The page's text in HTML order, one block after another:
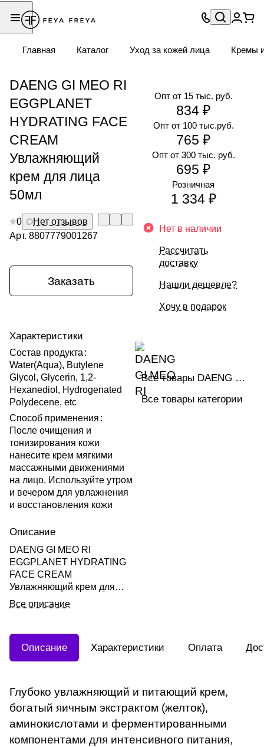
Главная Каталог Уход за кожей лица Кремы
DAENG GI MEO RI
EGGPLANET
HYDRATING FACE
CREAM
Увлажняющий
крем для лица
50мл
0
Нет отзывов
Арт. 8807779001267
Заказать
Характеристики
Состав продукта :
Water(Aqua), Butylene
Glycol, Glycerin, 1,2-
Hexanediol, Hydrogenated
Polydecene, etc
Способ применения :
После очищения и
тонизирования кожи
нанесите крем мягкими
массажными движениями
на лицо. Используйте утром
и вечером для увлажнения
и восстановления кожи
Описание
DAENG GI MEO RI
EGGPLANET HYDRATING
FACE CREAM
Увлажняющий крем для
лица 50мл
Все описание
Опт от 300 тыс. руб.
695 ₽
Опт от 15 тыс. руб.
834 ₽
Опт от 100 тыс.руб.
765 ₽
Розничная
1 334 ₽
Нет в наличии
Рассчитать
доставку
Нашли дешевле?
Хочу в подарок
Все товары DAENG GI MEO RI
Все товары категории
Описание Характеристики Оплата
Глубоко увлажняющий и питающий крем,
богатый яичным экстрактом (желток),
аминокислотами и ферментированными
компонентами для интенсивного питания,